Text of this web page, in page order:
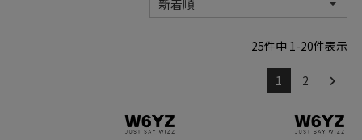
25件中 1 -20件表示
1 2